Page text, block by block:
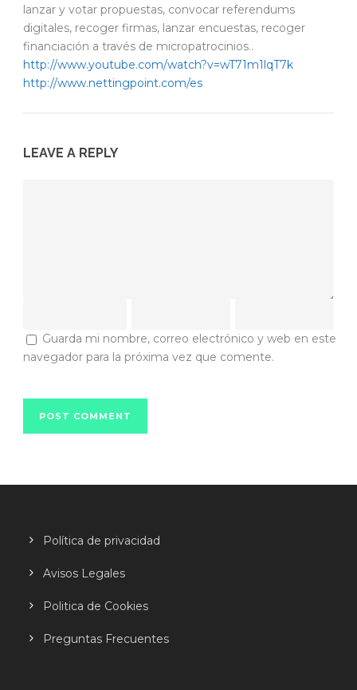
lanzar y votar propuestas, convocar referendums
digitales, recoger firmas, lanzar encuestas, recoger
financiación a través de micropatrocinios..
http://www.youtube.com/watch?v=wT71m1lqT7k
http://www.nettingpoint.com/es
LEAVE A REPLY
Guarda mi nombre, correo electrónico y web en este
navegador para la próxima vez que comente.
Política de privacidad
Avisos Legales
Politica de Cookies
Preguntas Frecuentes